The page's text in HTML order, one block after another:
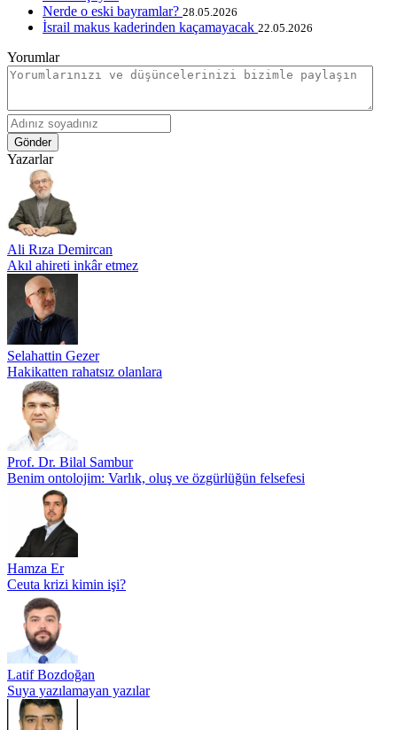
Nerde o eski bayramlar? 28.05.2026
İsrail makus kaderinden kaçamayacak 22.05.2026
Yorumlar
Gönder
Yazarlar
Ali Rıza Demircan
Akıl ahireti inkâr etmez
Selahattin Gezer
Hakikatten rahatsız olanlara
Prof. Dr. Bilal Sambur
Benim ontolojim: Varlık, oluş ve özgürlüğün felsefesi
Hamza Er
Ceuta krizi kimin işi?
Latif Bozdoğan
Suya yazılamayan yazılar